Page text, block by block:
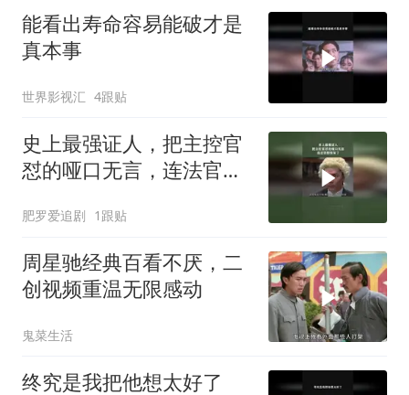
能看出寿命容易能破才是
真本事
世界影视汇 4跟贴
史上最强证人，把主控官
怼的哑口无言，连法官都
肥罗爱追剧 1跟贴
周星驰经典百看不厌，二
创视频重温无限感动
鬼菜生活
终究是我把他想太好了